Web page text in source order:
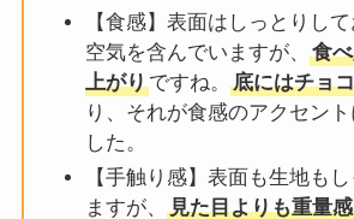
【食感】表面はしっとりし
空気を含んでいますが、
食
上がりですね。 底にはチョ
り、それが食感のアクセン
した。
【手触り感】表面も生地も
ますが、
見た目よりも重量